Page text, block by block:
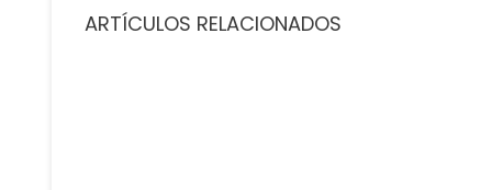
ARTÍCULOS RELACIONADOS